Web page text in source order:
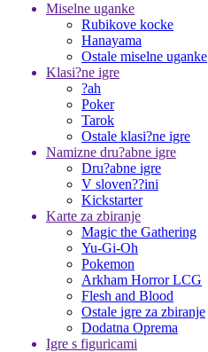
Miselne uganke
Rubikove kocke
Hanayama
Ostale miselne uganke
Klasi?ne igre
?ah
Poker
Tarok
Ostale klasi?ne igre
Namizne dru?abne igre
Dru?abne igre
V sloven??ini
Kickstarter
Karte za zbiranje
Magic the Gathering
Yu-Gi-Oh
Pokemon
Arkham Horror LCG
Flesh and Blood
Ostale igre za zbiranje
Dodatna Oprema
Igre s figuricami